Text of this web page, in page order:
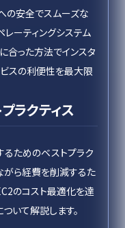
の安全でスムーズな
ーティングシステム
合った方法でインスタ
ビスの利便性を最大限
ラクティス
ためのベストプラク
がら経費を削減するた
のコスト最適化を達
いて解説します。